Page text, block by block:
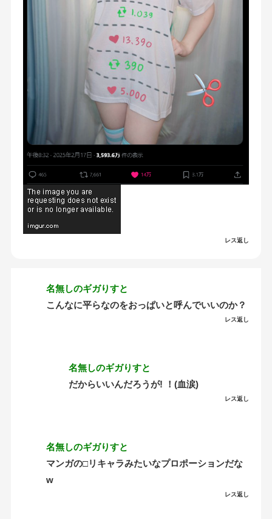
レス返し
名無しのギガりすと
こんなに平らなのをおっぱいと呼んでいいのか？
レス返し
名無しのギガりすと
だからいいんだろうが! ！(血涙)
レス返し
名無しのギガりすと
マンガの□リキャラみたいなプロポーションだな
w
レス返し